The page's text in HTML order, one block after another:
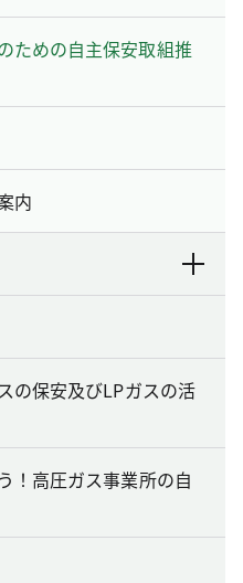
ための自主保安取組推
内
の保安及びLPガスの活
！高圧ガス事業所の自